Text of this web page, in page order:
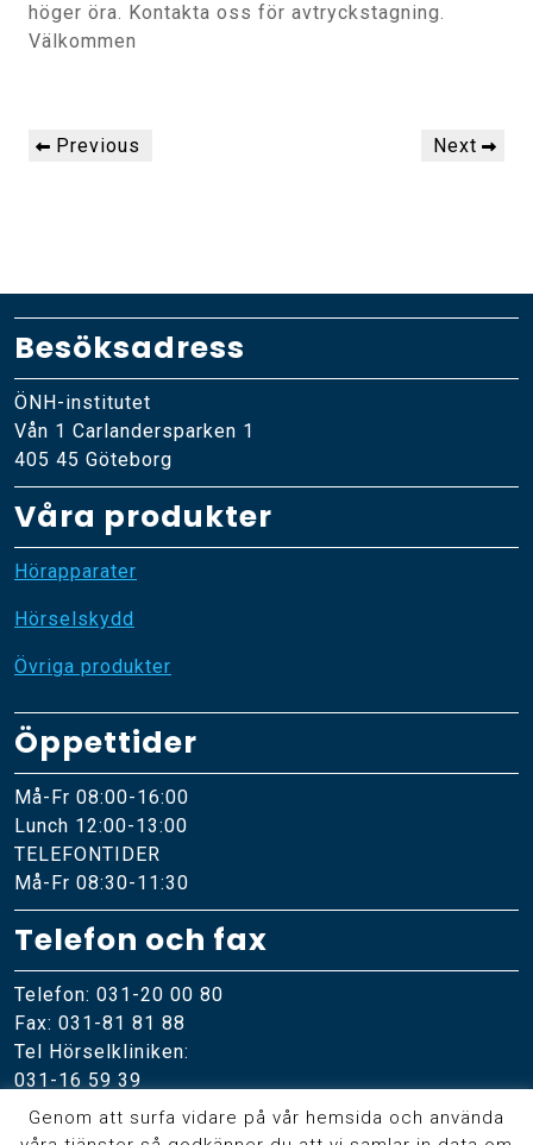
höger öra. Kontakta oss för avtryckstagning.
Välkommen
Inläggsnavigering
Previous
Previous
Next
Next
Besöksadress
ÖNH-institutet
Vån 1 Carlandersparken 1
405 45 Göteborg
Våra produkter
Hörapparater
Hörselskydd
Övriga produkter
Öppettider
Må-Fr 08:00-16:00
Lunch 12:00-13:00
TELEFONTIDER
Må-Fr 08:30-11:30
Telefon och fax
Telefon: 031-20 00 80
Fax: 031-81 81 88
Tel Hörselkliniken:
031-16 59 39
Genom att surfa vidare på vår hemsida och använda